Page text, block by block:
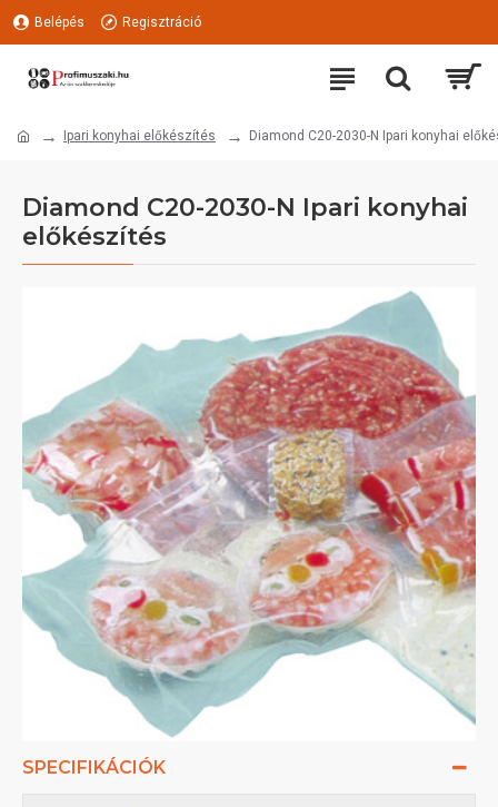
Belépés Regisztráció
Ipari konyhai előkészítés Diamond C20-2030-N Ipari konyhai
Diamond C20-2030-N Ipari konyhai
előkészítés
SPECIFIKÁCIÓK